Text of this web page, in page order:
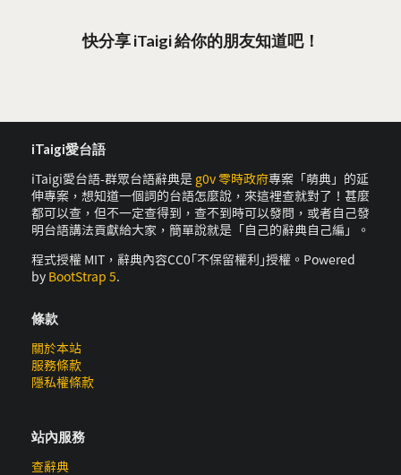
快分享 iTaigi 給你的朋友知道吧！
iTaigi愛台語
iTaigi愛台語-群眾台語辭典是 g0v 零時政府專案「萌典」的延
伸專案，想知道一個詞的台語怎麼說，來這裡查就對了！甚麼
都可以查，但不一定查得到，查不到時可以發問，或者自己發
明台語講法貢獻給大家，簡單說就是「自己的辭典自己編」。
程式授權 MIT，辭典內容CC0｢不保留權利｣授權。Powered
by BootStrap 5.
條款
關於本站
服務條款
隱私權條款
站內服務
查辭典